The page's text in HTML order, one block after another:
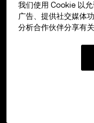
OKX及其关联方或
证或担保。OKX、
“现状”及“可用状
无论明示或默示，
我们使用 Cookie 以
广告、提供社交媒体
分析合作伙伴分享有